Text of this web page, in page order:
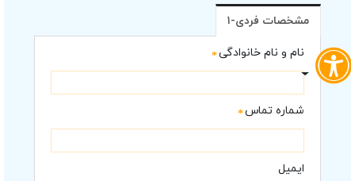
۱-مشخصات فردی
نام و نام خانوادگی*
شماره تماس *
ایمیل